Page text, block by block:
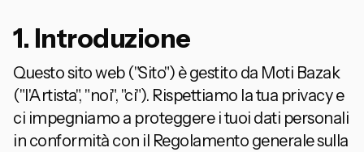
1. Introduzione
Questo sito web ("Sito") è gestito da Moti Bazak
("l'Artista", "noi", "ci"). Rispettiamo la tua privacy e
ci impegniamo a proteggere i tuoi dati personali
in conformità con il Regolamento generale sulla